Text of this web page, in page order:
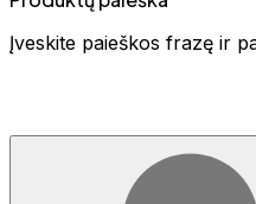
Įveskite paieškos frazę ir